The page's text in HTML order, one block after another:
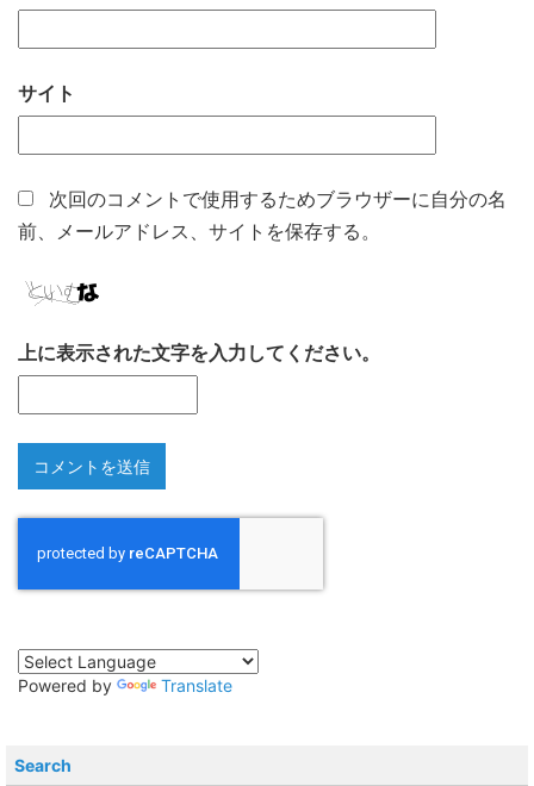
サイト
次回のコメントで使用するためブラウザーに自分の名
前、メールアドレス、サイトを保存する。
上に表示された文字を入力してください。
Powered by Translate
Search